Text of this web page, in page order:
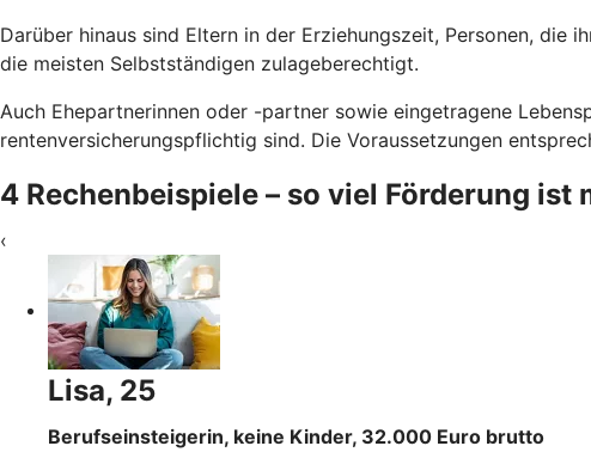
Darüber hinaus sind Eltern in der Erziehungszeit, Personen, die
die meisten Selbstständigen zulageberechtigt.
Auch Ehepartnerinnen oder -partner sowie eingetragene
rentenversicherungspflichtig sind. Die Voraussetzungen
4 Rechenbeispiele – so viel Förderung ist
‹
Lisa, 25
Berufseinsteigerin, keine Kinder, 32.000 Euro brutto